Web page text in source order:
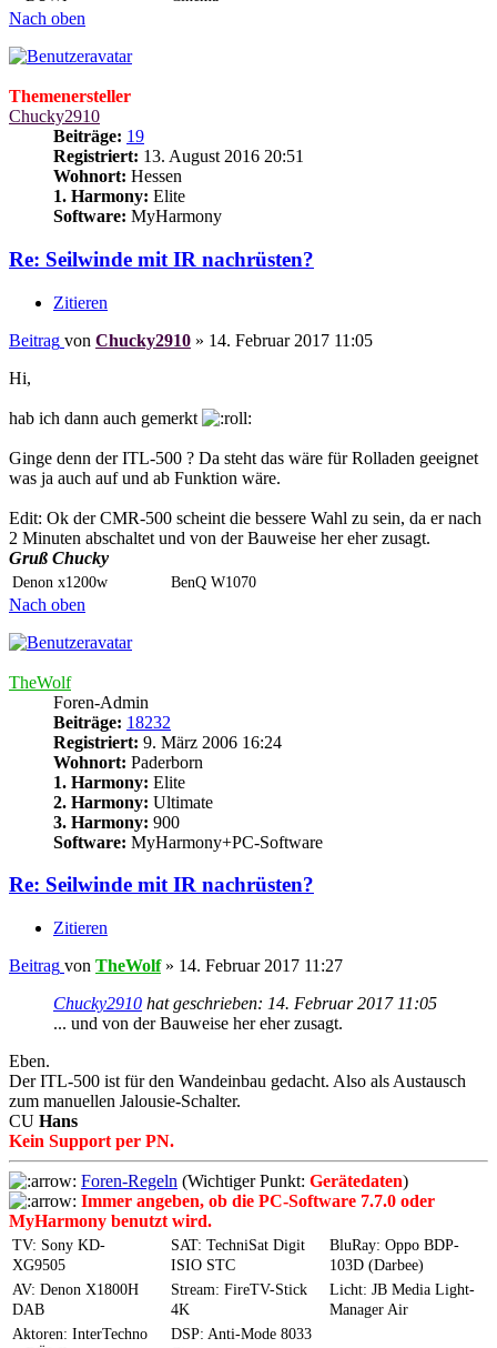
Nach oben
Themenersteller
Chucky2910
Beiträge: 19
Registriert: 13. August 2016 20:51
Wohnort: Hessen
1. Harmony: Elite
Software: MyHarmony
Re: Seilwinde mit IR nachrüsten?
Zitieren
Beitrag von Chucky2910 » 14. Februar 2017 11:05
Hi,
hab ich dann auch gemerkt
Ginge denn der ITL-500 ? Da steht das wäre für Rolladen geeignet
was ja auch auf und ab Funktion wäre.
Edit: Ok der CMR-500 scheint die bessere Wahl zu sein, da er nach
2 Minuten abschaltet und von der Bauweise her eher zusagt.
Gruß Chucky
Denon x1200w BenQ W1070
Nach oben
TheWolf
Foren-Admin
Beiträge: 18232
Registriert: 9. März 2006 16:24
Wohnort: Paderborn
1. Harmony: Elite
2. Harmony: Ultimate
3. Harmony: 900
Software: MyHarmony+PC-Software
Re: Seilwinde mit IR nachrüsten?
Zitieren
Beitrag von TheWolf» 14. Februar 2017 11:27
Chucky2910 hat geschrieben: 14. Februar 2017 11:05
... und von der Bauweise her eher zusagt.
Eben.
Der ITL-500 ist für den Wandeinbau gedacht. Also als Austausch
zum manuellen Jalousie-Schalter.
CU Hans
Kein Support per PN.
Foren-Regeln (Wichtiger Punkt: Gerätedaten)
Immer angeben, ob die PC-Software 7.7.0 oder
MyHarmony benutzt wird.
TV: Sony KD-
XG9505
SAT: TechniSat Digit
ISIO STC
BluRay: Oppo BDP-
103D (Darbee)
AV: Denon X1800H
DAB
Stream: FireTV-Stick
4K
Licht: JB Media Light-
Manager Air
Aktoren: InterTechno
DSP: Anti-Mode 8033